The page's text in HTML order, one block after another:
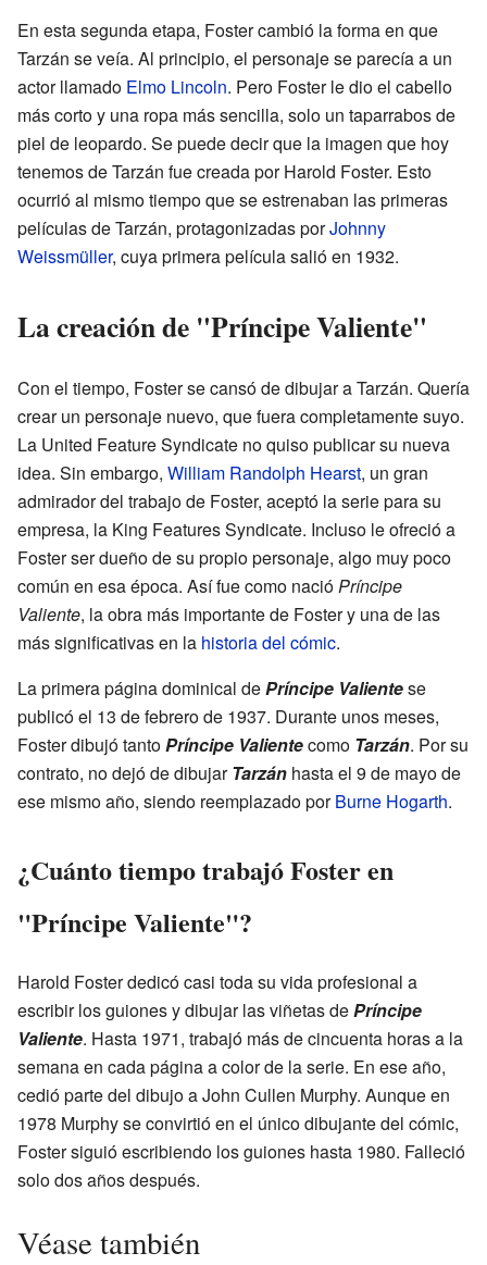
En esta segunda etapa, Foster cambió la forma en que
Tarzán se veía. Al principio, el personaje se parecía a un
actor llamado Elmo Lincoln. Pero Foster le dio el cabello
más corto y una ropa más sencilla, solo un taparrabos de
piel de leopardo. Se puede decir que la imagen que hoy
tenemos de Tarzán fue creada por Harold Foster. Esto
ocurrió al mismo tiempo que se estrenaban las primeras
películas de Tarzán, protagonizadas porJohnny
Weissmüller, cuya primera película salió en 1932.
La creación de "Príncipe Valiente"
Con el tiempo, Foster se cansó de dibujar a Tarzán. Quería
crear un personaje nuevo, que fuera completamente suyo.
La United Feature Syndicate no quiso publicar su nueva
idea. Sin embargo, William Randolph Hearst, un gran
admirador del trabajo de Foster, aceptó la serie para su
empresa, la King Features Syndicate. Incluso le ofreció a
Foster ser dueño de su propio personaje, algo muy poco
común en esa época. Así fue como nacióPríncipe
Valiente, la obra más importante de Foster y una de las
más significativas en la historia del cómic.
La primera página dominical dePríncipe Valientese
publicó el 13 de febrero de 1937. Durante unos meses,
Foster dibujó tantoPríncipe Valientecomo Tarzán. Por su
contrato, no dejó de dibujarTarzán hasta el 9 de mayo de
ese mismo año, siendo reemplazado porBurne Hogarth.
¿Cuánto tiempo trabajó Foster en
"Príncipe Valiente"?
Harold Foster dedicó casi toda su vida profesional a
escribir los guiones y dibujar las viñetas dePríncipe
Valiente. Hasta 1971, trabajó más de cincuenta horas a la
semana en cada página a color de la serie. En ese año,
cedió parte del dibujo a John Cullen Murphy. Aunque en
1978 Murphy se convirtió en el único dibujante del cómic,
Foster siguió escribiendo los guiones hasta 1980. Falleció
solo dos años después.
Véase también